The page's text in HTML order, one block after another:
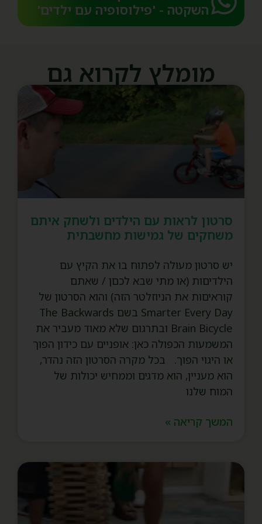
השקטה - 'פילוסופיה עם ילדים'​
מומלץ לקרוא גם
סרטון לראות עם הילדים ולשחק איתם
משחקים של גמישות מחשבתית
יש סרטון מעולה לפתוח בו את הקיץ עם
הילדיםות (או מתי שבא לכםן / שאתם
קוראיםות את הניוזלטר הזה) והוא הסרטון של
Smarter Every Day בשם The Backwards
Brain Bicycle ובתרגום שלא מאוד מעביר את
המשמעות הכפולה כאן: אופניים עם כידון הפוך
או היגוי הפוך. בכל מקרה הסרטון הזה נהדר,
הוא מעניין, הוא מדגים וממחיש יכולות של
המוח שלנו
המשך קריאה »